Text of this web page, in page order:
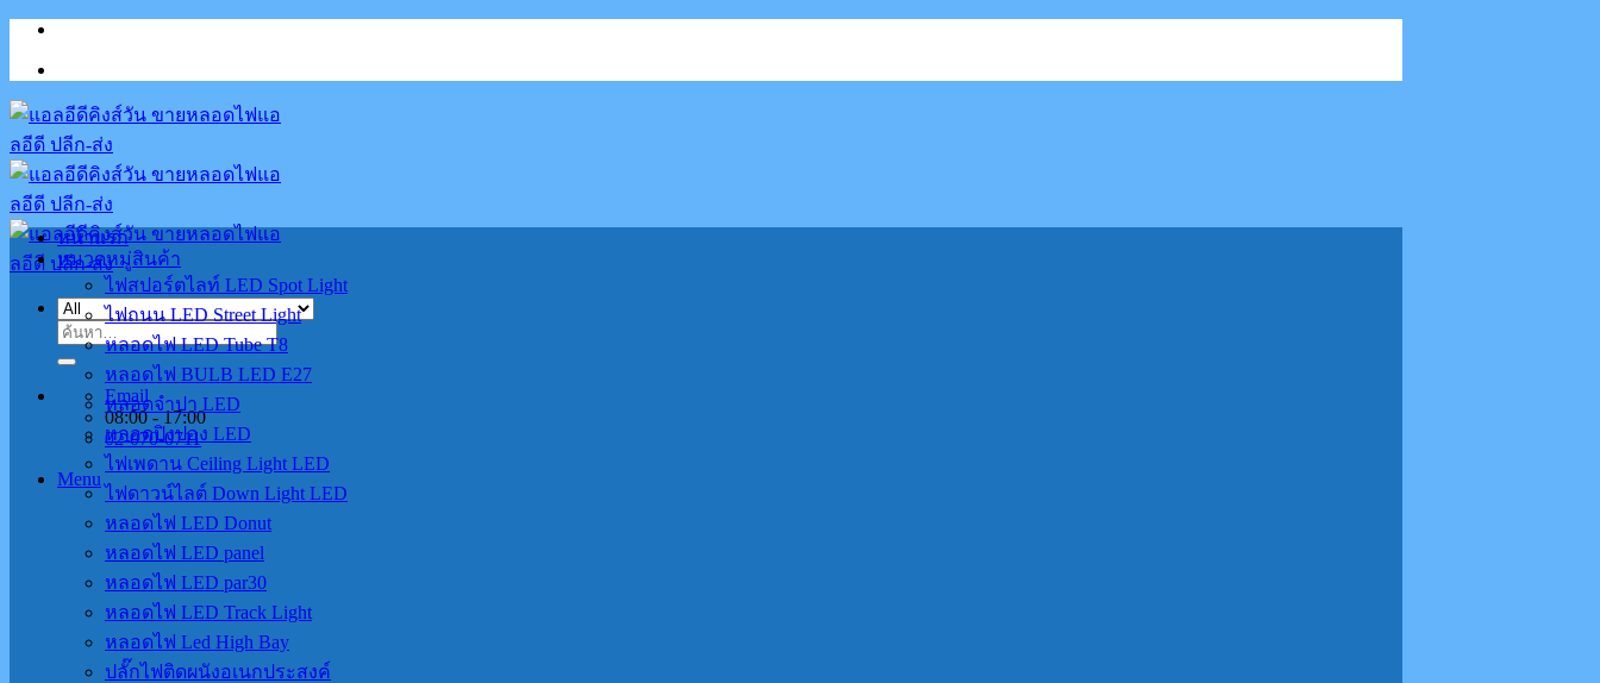
Skip
content
ค้นหา:
Email
08:00 - 17:00
02-070-0711
Menu
หน้าแรก
หมวดหมู่สินค้า
ไฟสปอร์ตไลท์ LED Spot Light
ไฟถนน LED Street Light
หลอดไฟ LED Tube T8
หลอดไฟ BULB LED E27
หลอดจำปา LED
หลอดปิงปอง LED
ไฟเพดาน Ceiling Light LED
ไฟดาวน์ไลต์ Down Light LED
หลอดไฟ LED Donut
หลอดไฟ LED panel
หลอดไฟ LED par30
หลอดไฟ LED Track Light
หลอดไฟ Led High Bay
ปลั๊กไฟติดผนังอเนกประสงค์